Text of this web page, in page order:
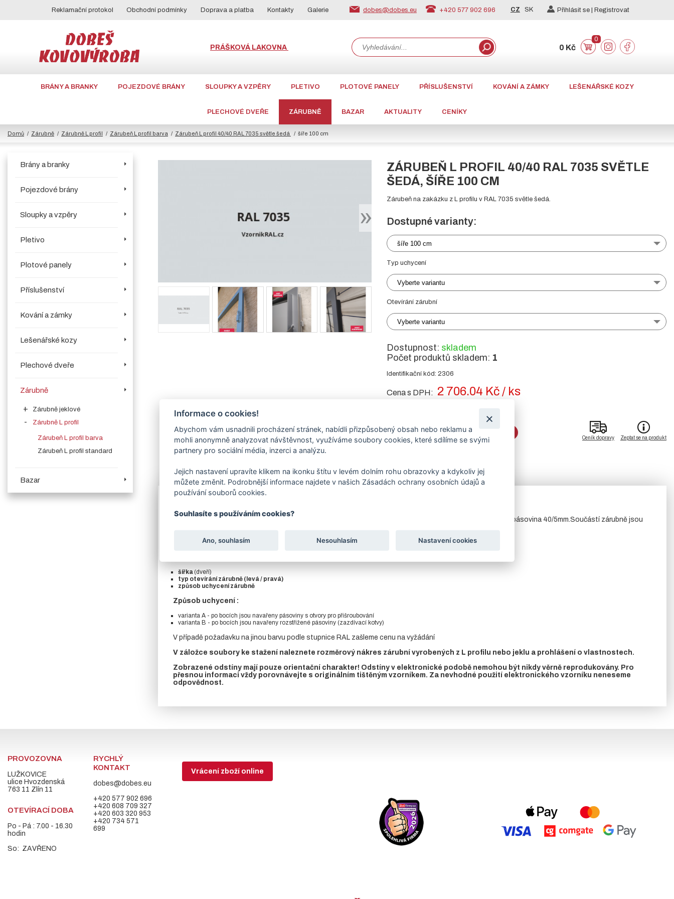
Reklamační protokol Obchodní podmínky Doprava a platba Kontakty Galerie dobes@dobes.eu +420 577 902 696 CZ SK Přihlásit se | Registrovat
PRÁŠKOVÁ LAKOVNA 0 Kč
0
BRÁNY A BRANKY POJEZDOVÉ BRÁNY SLOUPKY A VZPĚRY PLETIVO PLOTOVÉ PANELY PŘÍSLUŠENSTVÍ KOVÁNÍ A ZÁMKY LEŠENÁŘSKÉ KOZY
PLECHOVÉ DVEŘE ZÁRUBNĚ BAZAR AKTUALITY CENÍKY
Domů Zárubně Zárubně L profil Zárubeň L profil barva Zárubeň L profil 40/40 RAL 7035 světle šedá šíře 100 cm
Brány a branky
Pojezdové brány
Sloupky a vzpěry
Pletivo
Plotové panely
Příslušenství
Kování a zámky
Lešenářské kozy
Plechové dveře
Zárubně
Zárubně jeklové
Zárubně L profil
Zárubeň L profil barva
Zárubeň L profil standard
Bazar
ZÁRUBEŇ L PROFIL 40/40 RAL 7035 SVĚTLE
ŠEDÁ, ŠÍŘE 100 CM
Zárubeň na zakázku z L profilu v RAL 7035 světle šedá.
Dostupné varianty:
šíře 100 cm
Typ uchycení
Vyberte variantu
Otevírání zárubní
Vyberte variantu
Dostupnost: skladem
Počet produktů skladem: 1
Identifikační kód: 2306
Cena s DPH: 2 706.04 Kč / ks
2236.4 Kč / ks
- + ks DO KOŠÍKU
Ceník dopravy Zeptat se na produkt
Více o produktu Soubory ke stažení
Boční a horní část zárubně je vyrobena z L profilu 40 x 40 mm, ve spodní prahové části se většinou používá pásovina 40/5mm.Součástí zárubně jsou
Uvedená cena platí pro zárubeň vyrobenou z L profilu, provedení levá nebo pravá.
šířka(dveří)
typ otevírání zárubně (levá / pravá)
způsob uchycení zárubně
Způsob uchycení :
varianta A - po bocích jsou navařeny pásoviny s otvory pro přišroubování
varianta B - po bocích jsou navařeny rozstřižené pásoviny (zazdívací kotvy)
V případě požadavku na jinou barvu podle stupnice RAL zašleme cenu na vyžádání
V záložce soubory ke stažení naleznete rozměrový nákres zárubní vyrobených z L profilu nebo jeklu a prohlášení o vlastnostech.
Zobrazené odstíny mají pouze orientační charakter! Odstíny v elektronické podobě nemohou být nikdy věrně reprodukovány. Pro
přesnou informaci vždy porovnávejte s originálním tištěným vzorníkem. Za nevhodné použití elektronického vzorníku neneseme
odpovědnost.
PROVOZOVNA
LUŽKOVICE
ulice Hvozdenská
763 11 Zlín 11
OTEVÍRACÍ DOBA
Po - Pá : 7.00 - 16.30
hodin
So: ZAVŘENO
RYCHLÝ
KONTAKT
dobes@dobes.eu
+420 577 902 696
+420 608 709 327
+420 603 320 953
+420 734 571
699
Vrácení zboží online
Informace o cookies!
Abychom vám usnadnili procházení stránek, nabídli přizpůsobený obsah nebo reklamu a
mohli anonymně analyzovat návštěvnost, využíváme soubory cookies, které sdílíme se svými
partnery pro sociální média, inzerci a analýzu.
Jejich nastavení upravíte klikem na ikonku štítu v levém dolním rohu obrazovky a kdykoliv jej
můžete změnit. Podrobnější informace najdete v našich Zásadách ochrany osobních údajů a
používání souborů cookies.
Souhlasíte s používáním cookies?
Ano, souhlasím Nesouhlasím Nastavení cookies